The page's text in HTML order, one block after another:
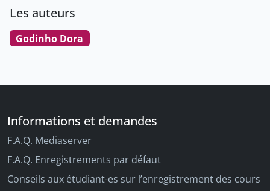
Les auteurs
Godinho Dora
Informations et demandes
F.A.Q. Mediaserver
F.A.Q. Enregistrements par défaut
Conseils aux étudiant-es sur l’enregistrement des cours